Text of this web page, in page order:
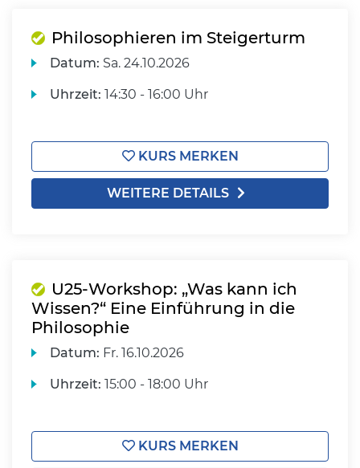
Philosophieren im Steigerturm
Datum: Sa. 24.10.2026
Uhrzeit: 14:30 - 16:00 Uhr
KURS MERKEN
WEITERE DETAILS
U25-Workshop: „Was kann ich
Wissen?“ Eine Einführung in die
Philosophie
Datum: Fr. 16.10.2026
Uhrzeit: 15:00 - 18:00 Uhr
KURS MERKEN